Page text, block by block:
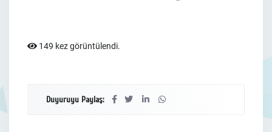
149 kez görüntülendi.
Duyuruyu Paylaş: